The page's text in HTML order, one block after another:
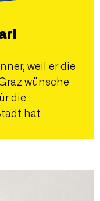
weil er die
wünsche
die
hat